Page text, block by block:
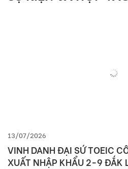
13/07/2026
VINH DANH ĐẠI SỨ TOEIC
XUẤT NHẬP KHẨU 2-9 ĐẮK